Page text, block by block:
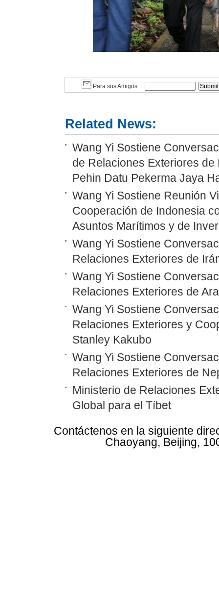
Para sus Amigos
Related News:
Wang Yi Sostiene
de Relaciones Exteriores
Pehin Datu Pekerma Jaya
Wang Yi Sostiene Reunión
Cooperación de Indonesia
Asuntos Marítimos y de
Wang Yi Sostiene
Relaciones Exteriores de
Wang Yi Sostiene
Relaciones Exteriores de
Wang Yi Sostiene
Relaciones Exteriores y
Stanley Kakubo
Wang Yi Sostiene
Relaciones Exteriores de
Ministerio de Relaciones
Global para el Tíbet
Contáctenos en la siguiente
Chaoyang, Beijing,